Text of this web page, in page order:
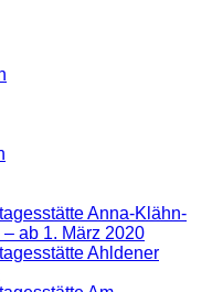
Anna-Klähn-
– ab 1. März 2020
Ahldener